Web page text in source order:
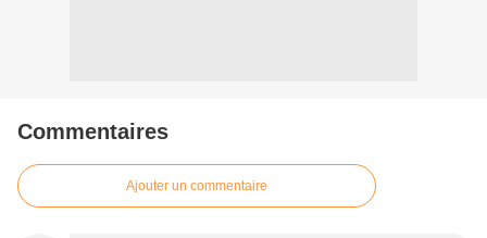
Commentaires
Ajouter un commentaire